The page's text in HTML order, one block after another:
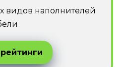
видов наполнителей